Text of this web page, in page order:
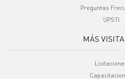
Preguntas
UPSTI
MÁS